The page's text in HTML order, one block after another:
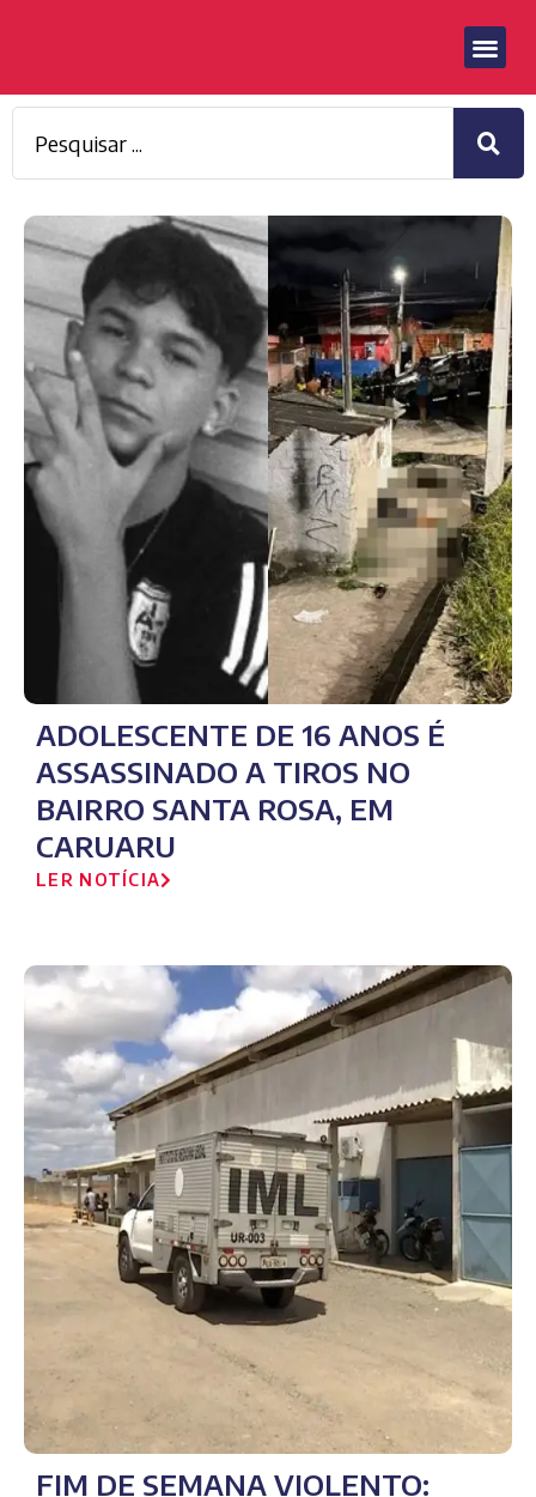
ADOLESCENTE DE 16 ANOS É
ASSASSINADO A TIROS NO
BAIRRO SANTA ROSA, EM
CARUARU
LER NOTÍCIA
FIM DE SEMANA VIOLENTO: